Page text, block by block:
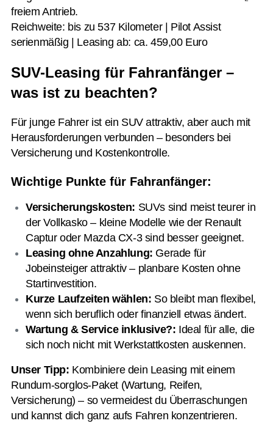
freiem Antrieb.
Reichweite: bis zu 537 Kilometer | Pilot Assist
serienmäßig | Leasing ab: ca. 459,00 Euro
SUV-Leasing für Fahranfänger –
was ist zu beachten?
Für junge Fahrer ist ein SUV attraktiv, aber auch mit
Herausforderungen verbunden – besonders bei
Versicherung und Kostenkontrolle.
Wichtige Punkte für Fahranfänger:
Versicherungskosten: SUVs sind meist teurer in
der Vollkasko – kleine Modelle wie der Renault
Captur oder Mazda CX-3 sind besser geeignet.
Leasing ohne Anzahlung: Gerade für
Jobeinsteiger attraktiv – planbare Kosten ohne
Startinvestition.
Kurze Laufzeiten wählen: So bleibt man flexibel,
wenn sich beruflich oder finanziell etwas ändert.
Wartung & Service inklusive?: Ideal für alle, die
sich noch nicht mit Werkstattkosten auskennen.
Unser Tipp: Kombiniere dein Leasing mit einem
Rundum-sorglos-Paket (Wartung, Reifen,
Versicherung) – so vermeidest du Überraschungen
und kannst dich ganz aufs Fahren konzentrieren.